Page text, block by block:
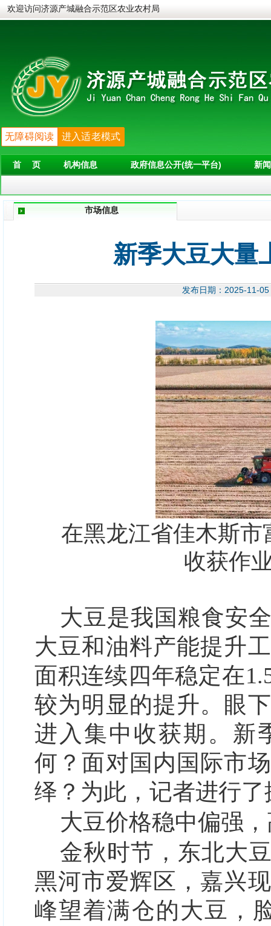
欢迎访问济源产城融合示范区农业农村局
无障碍阅读 进入适老模式
首 页 机构信息 政府信息公开(统一平台) 新
市场信息
新季大豆大量
发布日期：2025-
在黑龙江省佳木斯
收获作
大豆是我国粮食安
大豆和油料产能提升
面积连续四年稳定在
较为明显的提升。眼
进入集中收获期。新
何？面对国内国际市
绎？为此，记者进行了
大豆价格稳中偏强
金秋时节，东北大
黑河市爱辉区，嘉兴
峰望着满仓的大豆，